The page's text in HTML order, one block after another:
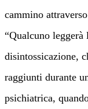
cammino
“Qualcuno leggerà
disintossicazione,
raggiunti durante
psichiatrica,